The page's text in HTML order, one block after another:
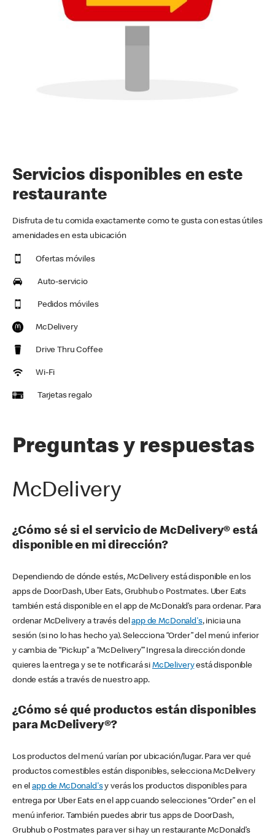
Servicios disponibles en este
restaurante
Disfruta de tu comida exactamente como te gusta con estas útiles
amenidades en esta ubicación
Ofertas móviles
Auto-servicio
Pedidos móviles
McDelivery
Drive Thru Coffee
Wi-Fi
Tarjetas regalo
Preguntas y respuestas
McDelivery
¿Cómo sé si el servicio de McDelivery® está
disponible en mi dirección?
Dependiendo de dónde estés, McDelivery está disponible en los
apps de DoorDash, Uber Eats, Grubhub o Postmates. Uber Eats
también está disponible en el app de McDonald’s para ordenar. Para
ordenar McDelivery a través delapp de McDonald's, inicia una
sesión (si no lo has hecho ya). Selecciona “Order” del menú inferior
y cambia de “Pickup” a “McDelivery’” Ingresa la dirección donde
quieres la entrega y se te notificará si McDeliveryestá disponible
donde estás a través de nuestro app.
¿Cómo sé qué productos están disponibles
para McDelivery®?
Los productos del menú varían por ubicación/lugar. Para ver qué
productos comestibles están disponibles, selecciona McDelivery
en elapp de McDonald'sy verás los productos disponibles para
entrega por Uber Eats en el app cuando selecciones “Order” en el
menú inferior. También puedes abrir tus apps de DoorDash,
Grubhub o Postmates para ver si hay un restaurante McDonald’s